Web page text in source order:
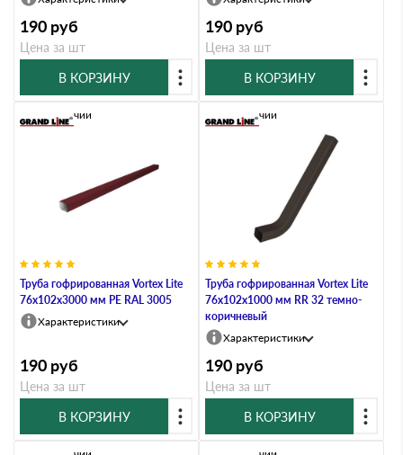
190 руб
Цена за шт
В КОРЗИНУ
190 руб
Цена за шт
В КОРЗИНУ
Труба гофрированная Vortex Lite
76х102х3000 мм PE RAL 3005
В наличии
Характеристики
190 руб
Цена за шт
В КОРЗИНУ
Труба гофрированная Vortex Lite
76х102х1000 мм RR 32 темно-
коричневый
В наличии
Характеристики
190 руб
Цена за шт
В КОРЗИНУ